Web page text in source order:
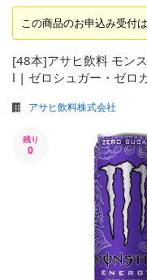
この商品のお申込み受付
[48本]アサヒ飲料 モン
l | ゼロシュガー・ゼロ
アサヒ飲料株式会社
残り
0